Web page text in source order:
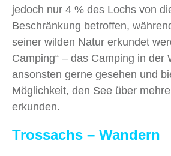
jedoch nur 4 % des Lochs von
Beschränkung betroffen,
seiner wilden Natur erkundet
Camping“ – das Camping in der
ansonsten gerne gesehen und
Möglichkeit, den See über
erkunden.
Trossachs – Wandern